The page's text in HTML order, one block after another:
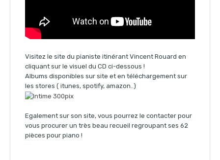
Visitez le site du pianiste itinérant Vincent Rouard en
cliquant sur le visuel du CD ci-dessous !
Albums disponibles sur site et en téléchargement sur
les stores ( itunes, spotify, amazon..)
Egalement sur son site, vous pourrez le contacter pour
vous procurer un très beau recueil regroupant ses 62
pièces pour piano !